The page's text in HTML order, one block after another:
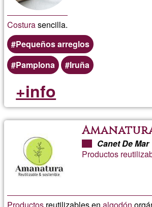
Costurasencilla.
Pequeños arreglos
Pamplona
Iruña
+info
Canet De Mar
Productos
Productos reutilizables enalgodón